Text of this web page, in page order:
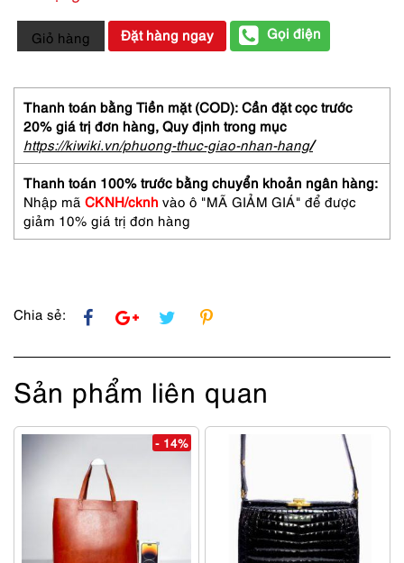
4322-
Túi
chéo-
COACH
Soho
Hip
Flap
black
leather
messenger
bag-
số
Giỏ hàng Đặt hàng ngay Gọi điện
Thanh toán bằng Tiền mặt (COD): Cần đặt cọc trước
20% giá trị đơn hàng, Quy định trong mục
https://kiwiki.vn/phuong-thuc-giao-nhan-hang/
Thanh toán 100% trước bằng chuyển khoản ngân hàng:
Nhập mã CKNH/cknh vào ô "MÃ GIẢM GIÁ" để được
giảm 10% giá trị đơn hàng
Chia sẻ:
Sản phẩm liên quan
- 14%